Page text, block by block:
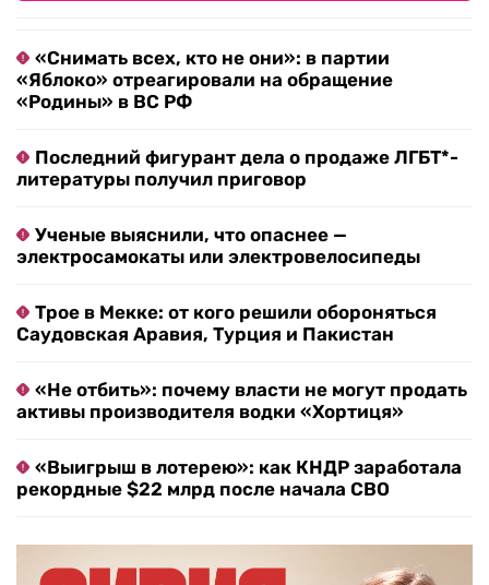
«Снимать всех, кто не они»: в партии
«Яблоко» отреагировали на обращение
«Родины» в ВС РФ
Последний фигурант дела о продаже ЛГБТ*-
литературы получил приговор
Ученые выяснили, что опаснее —
электросамокаты или электровелосипеды
Трое в Мекке: от кого решили обороняться
Саудовская Аравия, Турция и Пакистан
«Не отбить»: почему власти не могут продать
активы производителя водки «Хортиця»
«Выигрыш в лотерею»: как КНДР заработала
рекордные $22 млрд после начала СВО